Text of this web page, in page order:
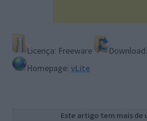
Licença: Freeware Download:
Homepage: vLite
Este artigo tem mais de